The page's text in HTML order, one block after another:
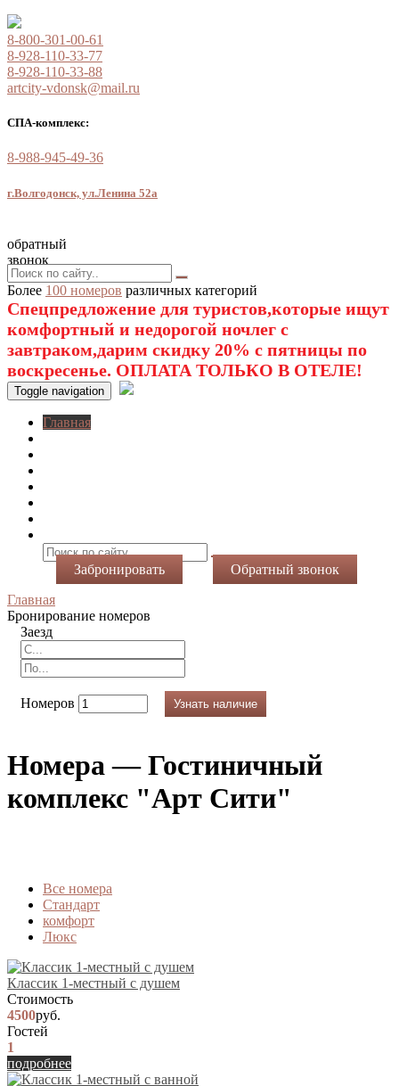
8-800-301-00-61
8-928-110-33-77
8-928-110-33-88
artcity-vdonsk@mail.ru
СПА-комплекс:
8-988-945-49-36
г.Волгодонск, ул.Ленина 52а
обратный
звонок
Более 100 номеров различных категорий
Спецпредложение для туристов,которые ищут
комфортный и недорогой ночлег с
завтраком,дарим скидку 20% с пятницы по
воскресенье. ОПЛАТА ТОЛЬКО В ОТЕЛЕ!
Toggle navigation
Главная
Забронировать
Обратный звонок
Главная
Бронирование номеров
Заезд
Номеров Узнать наличие
Номера — Гостиничный
комплекс "Арт Сити"
Вcе номера
Стандарт
комфорт
Люкс
Классик 1-местный с душем
Стоимость
4500руб.
Гостей
1
подробнее